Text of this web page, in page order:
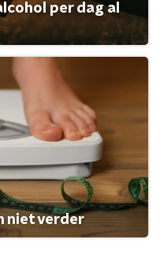
per dag al
niet verder